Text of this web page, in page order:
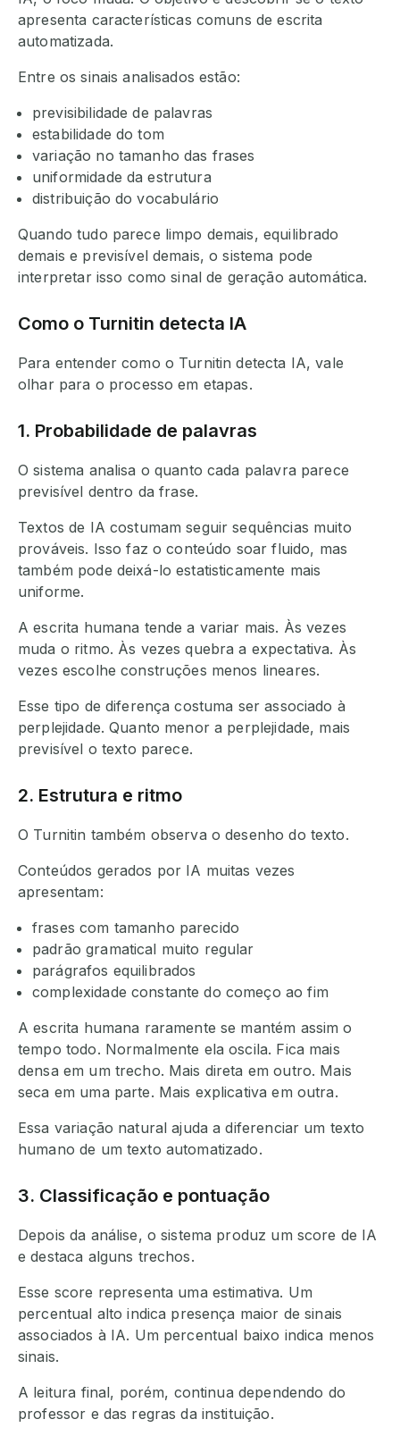
apresenta características comuns de escrita
automatizada.
Entre os sinais analisados estão:
previsibilidade de palavras
estabilidade do tom
variação no tamanho das frases
uniformidade da estrutura
distribuição do vocabulário
Quando tudo parece limpo demais, equilibrado
demais e previsível demais, o sistema pode
interpretar isso como sinal de geração automática.
Como o Turnitin detecta IA
Para entender como o Turnitin detecta IA, vale
olhar para o processo em etapas.
1. Probabilidade de palavras
O sistema analisa o quanto cada palavra parece
previsível dentro da frase.
Textos de IA costumam seguir sequências muito
prováveis. Isso faz o conteúdo soar fluido, mas
também pode deixá-lo estatisticamente mais
uniforme.
A escrita humana tende a variar mais. Às vezes
muda o ritmo. Às vezes quebra a expectativa. Às
vezes escolhe construções menos lineares.
Esse tipo de diferença costuma ser associado à
perplejidade. Quanto menor a perplejidade, mais
previsível o texto parece.
2. Estrutura e ritmo
O Turnitin também observa o desenho do texto.
Conteúdos gerados por IA muitas vezes
apresentam:
frases com tamanho parecido
padrão gramatical muito regular
parágrafos equilibrados
complexidade constante do começo ao fim
A escrita humana raramente se mantém assim o
tempo todo. Normalmente ela oscila. Fica mais
densa em um trecho. Mais direta em outro. Mais
seca em uma parte. Mais explicativa em outra.
Essa variação natural ajuda a diferenciar um texto
humano de um texto automatizado.
3. Classificação e pontuação
Depois da análise, o sistema produz um score de IA
e destaca alguns trechos.
Esse score representa uma estimativa. Um
percentual alto indica presença maior de sinais
associados à IA. Um percentual baixo indica menos
sinais.
A leitura final, porém, continua dependendo do
professor e das regras da instituição.